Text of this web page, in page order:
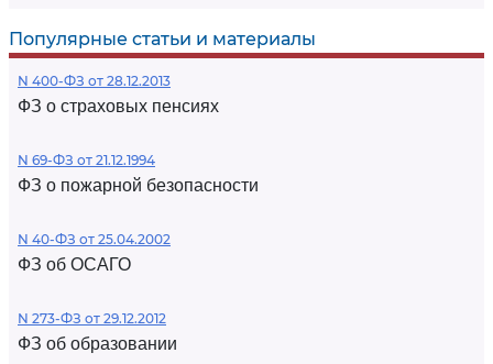
Популярные статьи и материалы
N 400-ФЗ от 28.12.2013
ФЗ о страховых пенсиях
N 69-ФЗ от 21.12.1994
ФЗ о пожарной безопасности
N 40-ФЗ от 25.04.2002
ФЗ об ОСАГО
N 273-ФЗ от 29.12.2012
ФЗ об образовании